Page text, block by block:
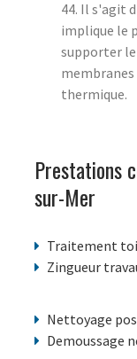
44. Il s'agit
implique le
supporter le
thermique.
Prestations
sur-Mer
Traitement
Zingueur
Nettoyage
Demoussage